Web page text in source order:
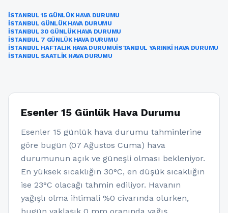
İSTANBUL 15 GÜNLÜK HAVA DURUMU
İSTANBUL GÜNLÜK HAVA DURUMU
İSTANBUL 30 GÜNLÜK HAVA DURUMU
İSTANBUL 7 GÜNLÜK HAVA DURUMU
İSTANBUL HAFTALIK HAVA DURUMUİSTANBUL YARINKI HAVA DURUMU
İSTANBUL SAATLIK HAVA DURUMU
Esenler 15 Günlük Hava Durumu
Esenler 15 günlük hava durumu tahminlerine
göre bugün (07 Ağustos Cuma) hava
durumunun açık ve güneşli olması bekleniyor.
En yüksek sıcaklığın 30°C, en düşük sıcaklığın
ise 23°C olacağı tahmin ediliyor. Havanın
yağışlı olma ihtimali %0 civarında olurken,